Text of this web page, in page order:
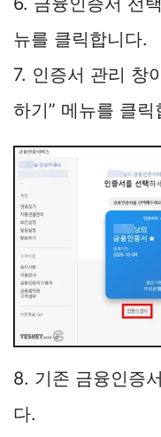
뉴를 클릭합니다.
7. 인증서 관리 창
하기” 메뉴를 클릭
8. 기존 금융인증
다.